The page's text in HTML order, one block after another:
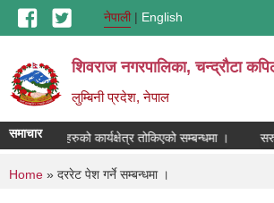
Skip to main contentनेपाली English
शिवराज नगरपालिका, चन्द्राैटा
लुम्बिनी प्रदेश, नेपाल
समाचार
विक्रेताहरुको कार्यक्षेत्र तोकिएको सम्बन्धमा ।
You are here
Home » दररेट पेश गर्ने सम्बन्धमा ।